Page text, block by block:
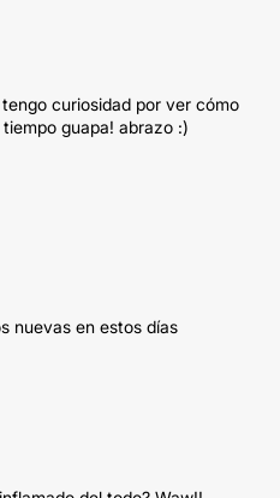
curiosidad por ver cómo
guapa! abrazo :)
nuevas en estos días